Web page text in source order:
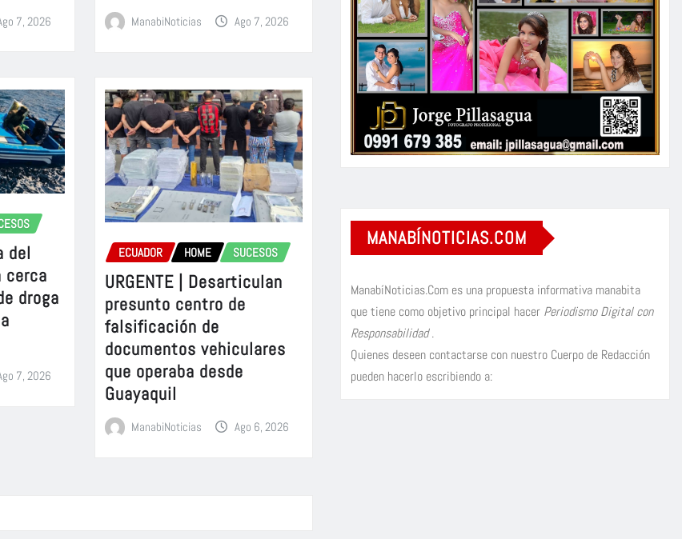
7, 2026 ManabiNoticias Ago 7, 2026
del
cerca
droga
7, 2026
ECUADOR HOME SUCESOS
URGENTE | Desarticulan
presunto centro de
falsificación de
documentos vehiculares
que operaba desde
Guayaquil
ManabiNoticias Ago 6, 2026
MANABÍNOTICIAS.COM
ManabíNoticias.Com es una propuesta informativa manabita
que tiene como objetivo principal hacer Periodismo Digital con
Responsabilidad.
Quienes deseen contactarse con nuestro Cuerpo de Redacción
pueden hacerlo escribiendo a: